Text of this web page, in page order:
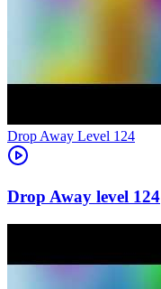
Level 124
124